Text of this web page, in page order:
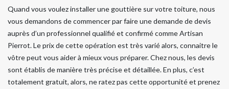
Quand vous voulez installer une gouttière sur votre toiture, nous
vous demandons de commencer par faire une demande de devis
auprès d’un professionnel qualifié et confirmé comme Artisan
Pierrot. Le prix de cette opération est très varié alors, connaitre le
vôtre peut vous aider à mieux vous préparer. Chez nous, les devis
sont établis de manière très précise et détaillée. En plus, c’est
totalement gratuit, alors, ne ratez pas cette opportunité et prenez